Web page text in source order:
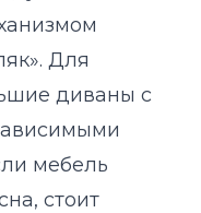
Для
диваны с
мебель
стоит